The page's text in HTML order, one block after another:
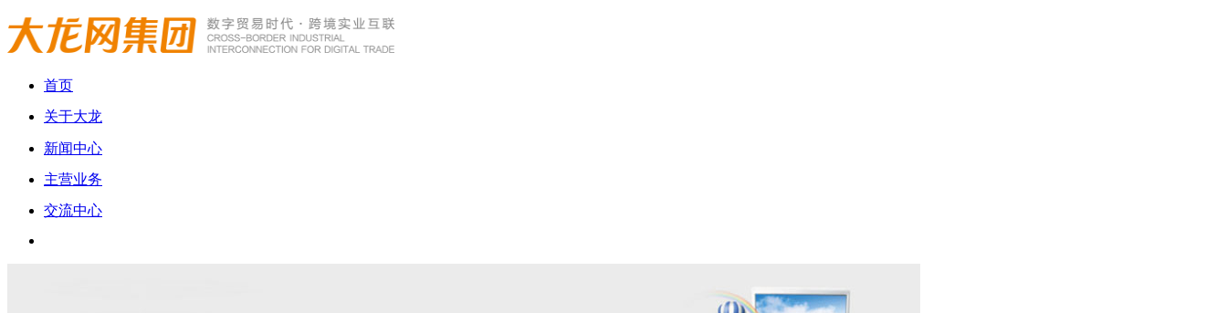
首页
关于大龙
新闻中心
主营业务
交流中心